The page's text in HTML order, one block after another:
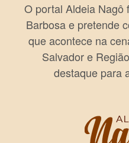
O portal Aldeia Nagô
Barbosa e pretende
que acontece na
Salvador e
destaque para